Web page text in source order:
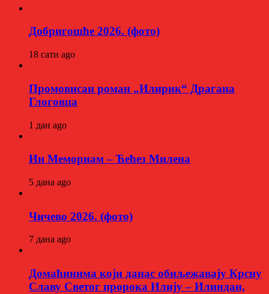
Добригошће 2026. (фото)
18 сати ago
Промовисан роман „Илирик“ Драгана
Глоговца
1 дан ago
Ин Мемориам – Ћећез Милена
5 дана ago
Чичево 2026. (фото)
7 дана ago
Домаћинима који данас обиљежавају Крсну
Славу Светог пророка Илију – Илиндан,